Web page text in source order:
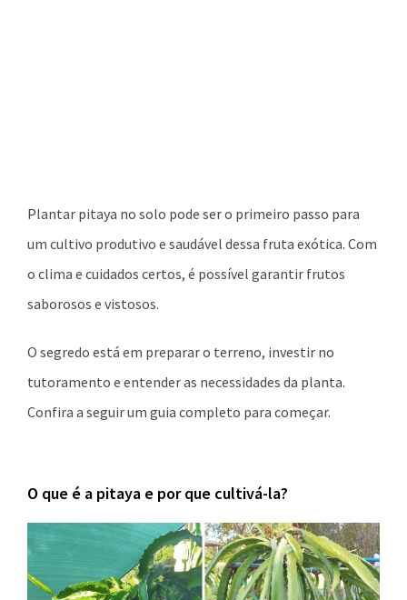
Plantar pitaya no solo pode ser o primeiro passo para
um cultivo produtivo e saudável dessa fruta exótica. Com
o clima e cuidados certos, é possível garantir frutos
saborosos e vistosos.
O segredo está em preparar o terreno, investir no
tutoramento e entender as necessidades da planta.
Confira a seguir um guia completo para começar.
O que é a pitaya e por que cultivá-la?